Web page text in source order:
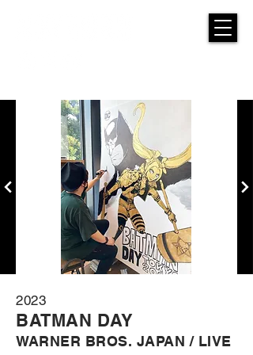
2023
BATMAN DAY
WARNER BROS. JAPAN / LIVE